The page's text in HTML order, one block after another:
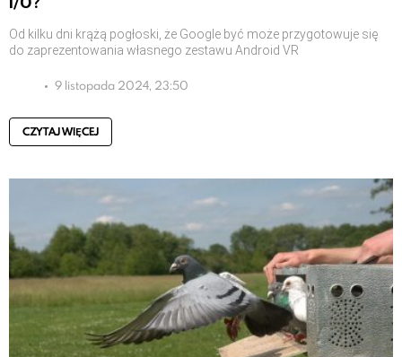
Od kilku dni krążą pogłoski, że Google być może przygotowuje się
do zaprezentowania własnego zestawu Android VR
9 listopada 2024, 23:50
CZYTAJ WIĘCEJ